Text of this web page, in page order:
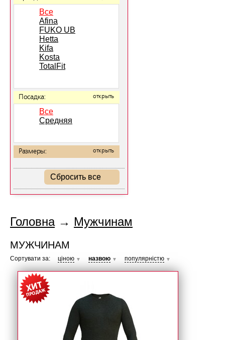
Все
Afina
FUKO UB
Hetta
Kifa
Kosta
TotalFit
Посадка: открыть
Все
Средняя
Размеры: открыть
Сбросить все
Головна→ Мужчинам
МУЖЧИНАМ
Сортувати за: ціною ▼ назвою ▼ популярністю ▼